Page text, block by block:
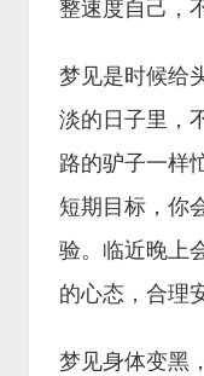
整速度自己，
梦见是时候给
淡的日子里，
路的驴子一样
短期目标，你
验。临近晚上
的心态，合理
梦见身体变黑